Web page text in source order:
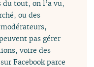
du tout, on l’a vu,
ou des
pas gérer
voire des
Facebook parce